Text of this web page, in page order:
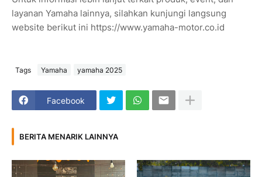
layanan Yamaha lainnya, silahkan kunjungi langsung
website berikut ini https://www.yamaha-motor.co.id
Tags Yamaha yamaha 2025
Facebook
BERITA MENARIK LAINNYA